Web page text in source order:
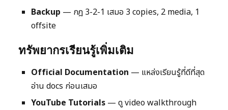
Backup — กฎ 3-2-1 เสมอ 3 copies, 2 media, 1
offsite
ทรัพยากรเรียนรู้เพิ่มเติม
Official Documentation — แหล่งเรียนรู้ที่ดีที่สุด
อ่าน docs ก่อนเสมอ
YouTube Tutorials — ดู video walkthrough